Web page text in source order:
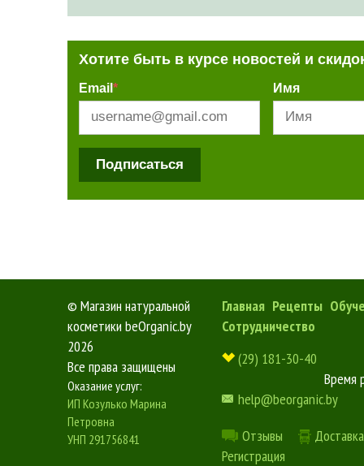
Хотите быть в курсе новостей и
Email * Имя
Подписаться
© Магазин натуральной
косметики beOrganic.by
2026
Все права защищены
Оказание услуг:
ИП Козулько Марина
Петровна
УНП 291756841
Главная Рецепты
Сотрудничество
(29) 181-30-40
Время
help@beorganic.by
Отзывы
Регистрация